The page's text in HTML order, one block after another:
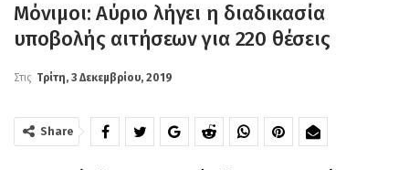
Μόνιμοι: Αύριο λήγει η διαδικασία
υποβολής αιτήσεων για 220 θέσεις
Στις Τρίτη, 3 Δεκεμβρίου, 2019
Share